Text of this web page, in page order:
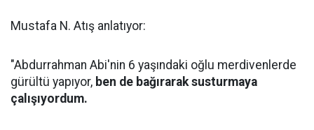
Mustafa N. Atış anlatıyor:
"Abdurrahman Abi'nin 6 yaşındaki oğlu merdivenlerde
gürültü yapıyor, ben de bağırarak susturmaya
çalışıyordum.